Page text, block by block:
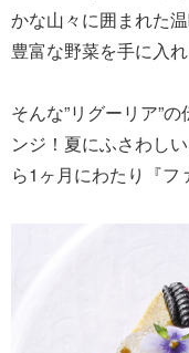
かな山々に囲まれた
豊富な野菜を手に入
そんな”リグーリア”
ンジ！夏にふさわし
ら1ヶ月にわたり『フ